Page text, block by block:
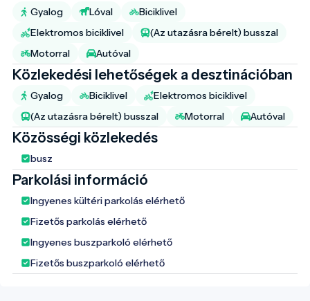
Gyalog Lóval
Biciklivel
Elektromos biciklivel
(Az utazásra bérelt) busszal
Motorral
Autóval
Közlekedési lehetőségek a desztinációban
Gyalog Biciklivel
Elektromos biciklivel
(Az utazásra bérelt) busszal
Motorral Autóval
Közösségi közlekedés
busz
Parkolási információ
Ingyenes kültéri parkolás elérhető
Fizetős parkolás elérhető
Ingyenes buszparkoló elérhető
Fizetős buszparkoló elérhető